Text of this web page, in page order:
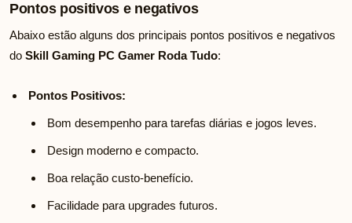
Pontos positivos e negativos
Abaixo estão alguns dos principais pontos positivos e negativos
do Skill Gaming PC Gamer Roda Tudo:
Pontos Positivos:
Bom desempenho para tarefas diárias e jogos leves.
Design moderno e compacto.
Boa relação custo-benefício.
Facilidade para upgrades futuros.